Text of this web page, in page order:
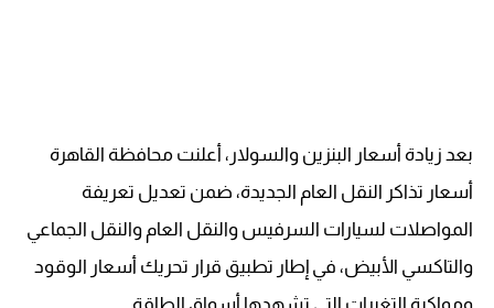
بعد زيادة أسعار البنزين والسولار، أعلنت محافظة القاهرة
أسعار تذاكر النقل العام الجديدة، ضمن تعديل تعريفة
المواصلات لسيارات السرفيس والنقل العام والنقل الجماعي
والتاكسي الأبيض، في إطار تطبيق قرار تحريك أسعار الوقود